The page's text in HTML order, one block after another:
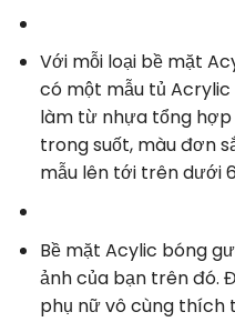
Với mỗi loại bề mặt
có một mẫu tủ
làm từ nhựa tổng
trong suốt, màu đơn
mẫu lên tới trên dưới
Bề mặt Acylic bóng
ảnh của bạn trên đó.
phụ nữ vô cùng thích